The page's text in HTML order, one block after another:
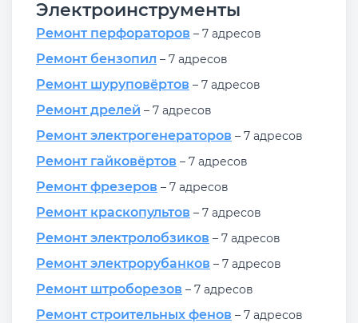
Электроинструменты
Ремонт перфораторов – 7 адресов
Ремонт бензопил – 7 адресов
Ремонт шуруповёртов – 7 адресов
Ремонт дрелей – 7 адресов
Ремонт электрогенераторов – 7 адресов
Ремонт гайковёртов – 7 адресов
Ремонт фрезеров – 7 адресов
Ремонт краскопультов – 7 адресов
Ремонт электролобзиков – 7 адресов
Ремонт электрорубанков – 7 адресов
Ремонт штроборезов – 7 адресов
Ремонт строительных фенов – 7 адресов